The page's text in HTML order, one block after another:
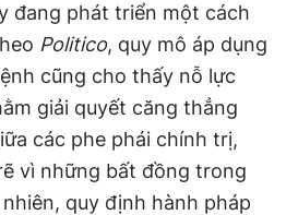
đang phát triển một cách
Politico, quy mô áp dụng
cũng cho thấy nỗ lực
giải quyết căng thẳng
các phe phái chính trị,
vì những bất đồng trong
quy định hành pháp